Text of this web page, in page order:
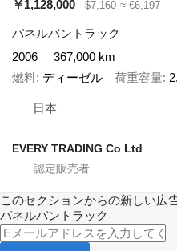
￥1,128,000
$7,160 ≈ €6,197
パネルバントラック
2006
367,000 km
燃料 ディーゼル 荷重容量
日本
EVERY TRADING Co Ltd
このセクションからの新しい広
パネルバントラック